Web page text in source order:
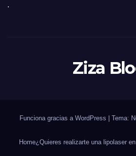
.
Ziza
Funciona gracias a WordPress Tema:
Home¿Quieres realizarte una lipolaser